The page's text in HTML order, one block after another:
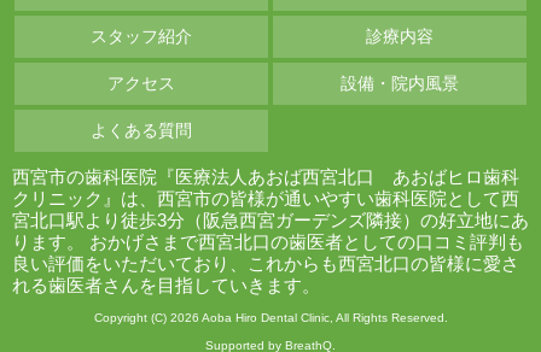
スタッフ紹介 診療内容
アクセス 設備・院内風景
よくある質問
西宮市の歯科医院『医療法人あおば西宮北口 あおばヒロ歯科
クリニック』は、西宮市の皆様が通いやすい歯科医院として西
宮北口駅より徒歩3分（阪急西宮ガーデンズ隣接）の好立地にあ
ります。 おかげさまで西宮北口の歯医者としての口コミ評判も
良い評価をいただいており、これからも西宮北口の皆様に愛さ
れる歯医者さんを目指していきます。
Copyright (C) 2026 Aoba Hiro Dental Clinic, All Rights Reserved.
Supported by BreathQ.